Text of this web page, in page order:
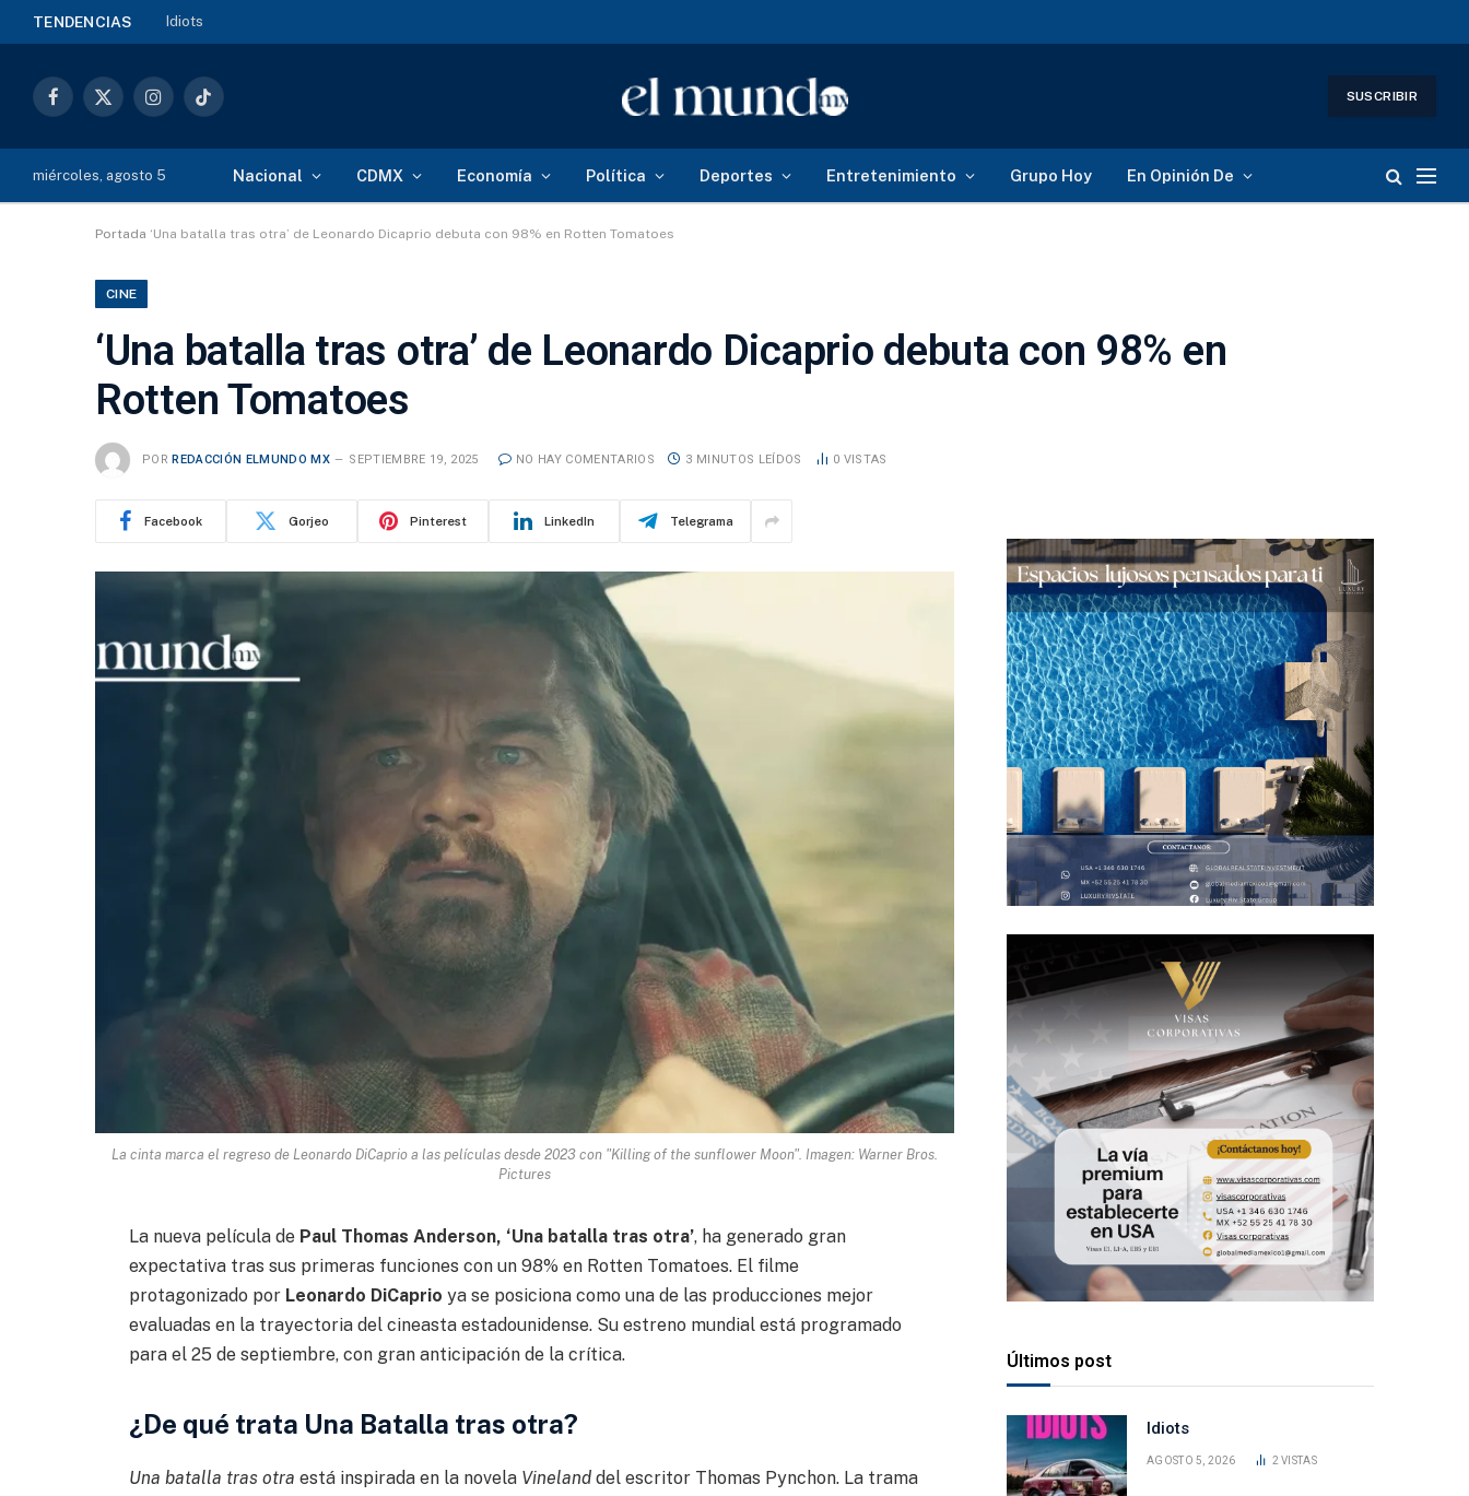
TENDENCIAS La guerra de los últimos
Facebook
X
InstagramTikTok
SUSCRIBIR
miércoles, agosto 5 Nacional CDMX Economía Política Deportes Entretenimiento Grupo Hoy En Opinión De
Portada ‘Una batalla tras otra’ de Leonardo Dicaprio debuta con 98% en Rotten Tomatoes
CINE
‘Una batalla tras otra’ de Leonardo Dicaprio debuta con 98% en
Rotten Tomatoes
POR REDACCIÓN ELMUNDO MX SEPTIEMBRE 19, 2025 NO HAY COMENTARIOS 3 MINUTOS LEÍDOS 0 VISTAS
Facebook Gorjeo Pinterest LinkedIn Telegrama
La cinta marca el regreso de Leonardo DiCaprio a las películas desde 2023 con "Killing of the sunflower Moon". Imagen: Warner Bros.
Pictures
La nueva película de Paul Thomas Anderson, ‘Una batalla tras otra’, ha generado gran
expectativa tras sus primeras funciones con un 98% en Rotten Tomatoes. El filme
protagonizado porLeonardo DiCaprio ya se posiciona como una de las producciones mejor
evaluadas en la trayectoria del cineasta estadounidense. Su estreno mundial está programado
para el 25 de septiembre, con gran anticipación de la crítica.
¿De qué trata Una Batalla tras otra?
Una batalla tras otra está inspirada en la novela Vinelanddel escritor Thomas Pynchon. La trama
Últimos post
Idiots
AGOSTO 5, 2026 2VISTAS